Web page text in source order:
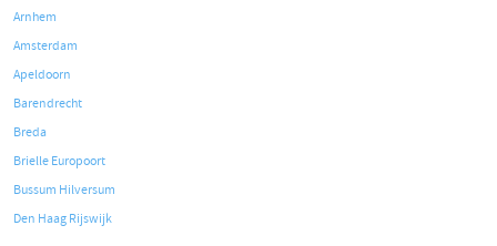
Arnhem
Amsterdam
Apeldoorn
Barendrecht
Breda
Brielle Europoort
Bussum Hilversum
Den Haag Rijswijk